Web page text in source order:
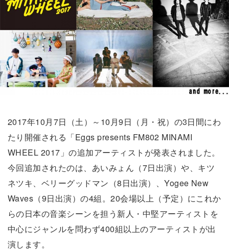
2017年10月7日（土）～10月9日（月・祝）の3日間にわ
たり開催される「Eggs presents FM802 MINAMI
WHEEL 2017」の追加アーティストが発表されました。
今回追加されたのは、あいみょん（7日出演）や、キツ
ネツキ、ベリーグッドマン（8日出演）、Yogee New
Waves（9日出演）の4組。20会場以上（予定）にこれか
らの日本の音楽シーンを担う新人・中堅アーティストを
中心にジャンルを問わず400組以上のアーティストが出
演します。